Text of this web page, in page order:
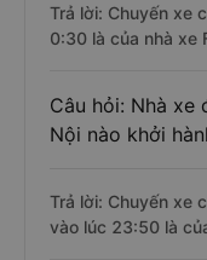
Trả lời: Chuyến xe
0:30 là của nhà xe
Câu hỏi: Nhà xe
Nội nào khởi
Trả lời: Chuyến xe
vào lúc 23:50 là